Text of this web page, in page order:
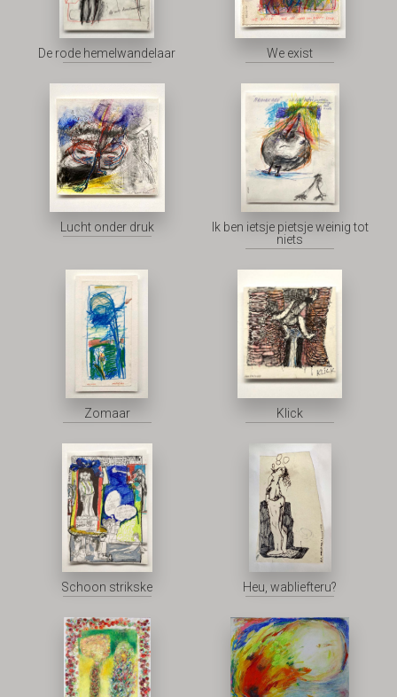
De rode hemelwandelaar We exist
Lucht onder druk
Ik ben ietsje pietsje weinig tot
niets
Zomaar Klick
Schoon strikske Heu, wabliefteru?